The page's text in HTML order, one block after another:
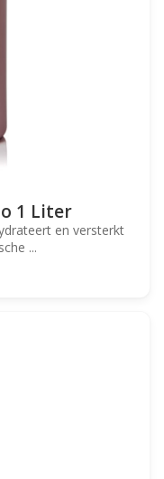
1 Liter
en versterkt
...